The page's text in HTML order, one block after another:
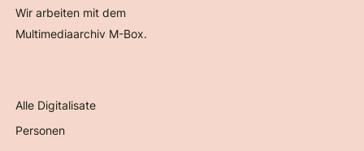
Wir arbeiten mit dem
Multimediaarchiv M-Box.
Alle Digitalisate
Personen